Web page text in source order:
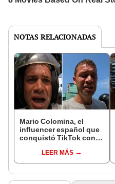
NOTAS RELACIONADAS
Mario Colomina, el
influencer español que
conquistó TikTok con
"Mi amor nació por la
gastronomía"
LEER MÁS